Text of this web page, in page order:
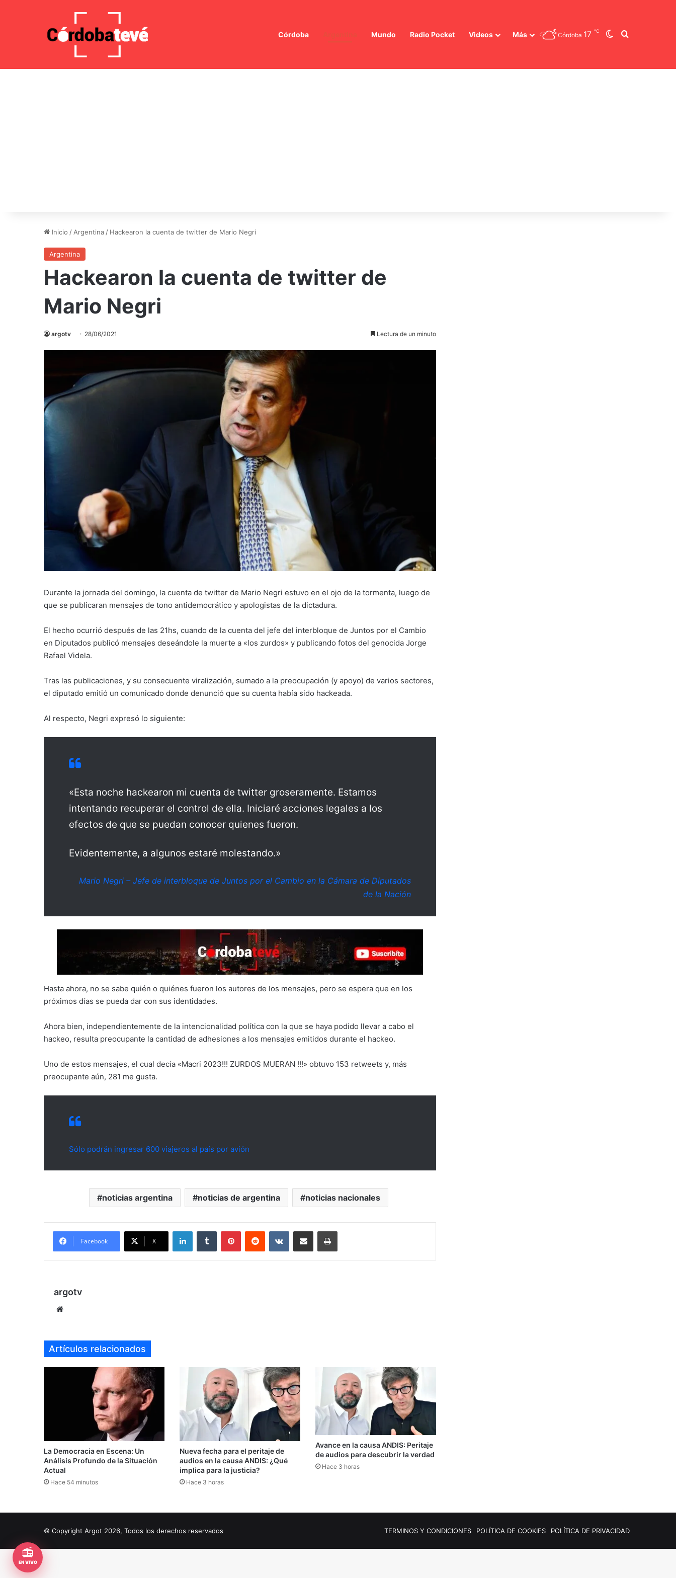
Córdoba Mundo Radio Pocket Videos Más Córdoba 17 ℃ Switch skin
Buscar
5 agosto 2026, 20:54 PM Noticias de última hora La OEA convoca a los cancilleres de América Latina para repudiar la supresión de elecciones en Nicaragua
Inicio / Argentina / Hackearon la cuenta de twitter de Mario Negri
Argentina
Hackearon la cuenta de twitter de
Mario Negri
argotv 28/06/2021 Lectura de un minuto
Durante la jornada del domingo, la cuenta de twitter de Mario Negri estuvo en el ojo de la tormenta, luego de
que se publicaran mensajes de tono antidemocrático y apologistas de la dictadura.
El hecho ocurrió después de las 21hs, cuando de la cuenta del jefe del interbloque de Juntos por el Cambio
en Diputados publicó mensajes deseándole la muerte a «los zurdos» y publicando fotos del genocida Jorge
Rafael Videla.
Tras las publicaciones, y su consecuente viralización, sumado a la preocupación (y apoyo) de varios sectores,
el diputado emitió un comunicado donde denunció que su cuenta había sido hackeada.
Al respecto, Negri expresó lo siguiente:
«Esta noche hackearon mi cuenta de twitter groseramente. Estamos
intentando recuperar el control de ella. Iniciaré acciones legales a los
efectos de que se puedan conocer quienes fueron.
Evidentemente, a algunos estaré molestando.»
Mario Negri – Jefe de interbloque de Juntos por el Cambio en la Cámara de Diputados
de la Nación
Hasta ahora, no se sabe quién o quiénes fueron los autores de los mensajes, pero se espera que en los
próximos días se pueda dar con sus identidades.
Ahora bien, independientemente de la intencionalidad política con la que se haya podido llevar a cabo el
hackeo, resulta preocupante la cantidad de adhesiones a los mensajes emitidos durante el hackeo.
Uno de estos mensajes, el cual decía «Macri 2023!!! ZURDOS MUERAN !!!» obtuvo 153 retweets y, más
preocupante aún, 281 me gusta.
Sólo podrán ingresar 600 viajeros al país por avión
noticias argentina noticias de argentina noticias nacionales
Facebook X
LinkedInTumblr PinterestReddit VKontakte
Compartir por mail Imprimir
argotv
Artículos relacionados
La Democracia en Escena: Un
Análisis Profundo de la Situación
Actual
Hace 54 minutos
Nueva fecha para el peritaje de
audios en la causa ANDIS: ¿Qué
implica para la justicia?
Hace 3 horas
Avance en la causa ANDIS: Peritaje
de audios para descubrir la verdad
Hace 3 horas
© Copyright Argot 2026, Todos los derechos reservados TERMINOS Y CONDICIONES POLÍTICA DE COOKIES POLÍTICA DE PRIVACIDAD
📻
EN VIVO